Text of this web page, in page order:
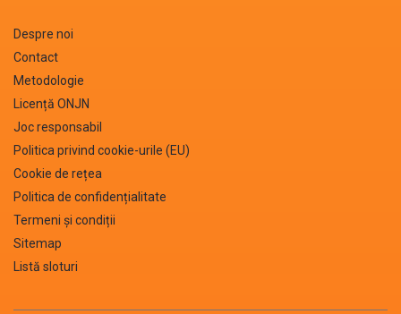
Despre noi
Contact
Metodologie
Licență ONJN
Joc responsabil
Politica privind cookie-urile (EU)
Cookie de rețea
Politica de confidențialitate
Termeni și condiții
Sitemap
Listă sloturi